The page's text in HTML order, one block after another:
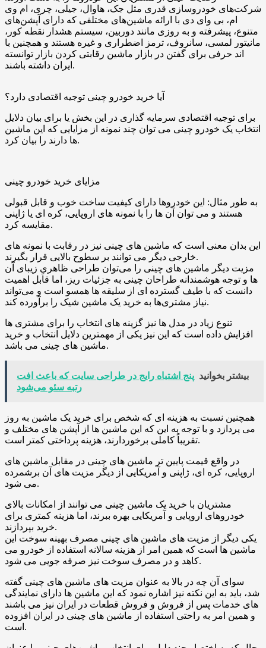
شرکت‌های خودروسازی قدری مثل جک، هاوال، جیلی، چری، ام ‌وی‌
ام، بی ‌وای ‌دی با ارائه ماشین‌های مختلفی که دارای آپشن‌های
متنوع، پیشرفته و به‌ روزی مانند دوربین، سیستم هشدار نقطه کور،
مانیتور لمسی، سانروف، ترمز اضطراری و غیره هستند و همچنین با
‌اند حرفی برای گفتن در بازار ماشین
ایران داشته باشند.
آیا خرید خودرو چینی توجیه اقتصادی دارد؟
برای توجیه اقتصادی سرمایه ‌گذاری در این بخش یا برای بیان دلایل
انتخاب یک خودرو چینی می ‌توان چند نمونه از مزایایی که این ماشین
‌ها دارند را بیان کرد.
مزایای خرید خودرو چینی
به طور مثال: این خودروها دارای کیفیت ساخت خوب و قابل قبولی
هستند و می ‌توان آن‌ ها را با نمونه ‌های اروپایی‌، کره‌ ای یا ژاپنی
مقایسه کرد.
این بدان معنی است که ماشین ‌های چینی نیز در رقابت با نمونه ‌های
خارجی دیگر می‌ توانند بر سطوح بالایی قرار بگیرند.
مزیت دیگر ماشین‌ های چینی را می‌توان طراحی ظاهریِ زیبای آن‌
ها و توجه هوشمندانه طراحان چینی به جزئیات ریز، اما قابل اهمیت
دانست که با طیف گسترده ‌ای از سلیقه‌ ها همسو است و می‌تواند
نیاز مشتری‌ها به خرید یک ماشین شیک را برآورده کند.
تنوع زیاد در مدل ‌ها نیز گزینه‌ های انتخاب را برای مشتری ‌ها
افزایش داده است که این نیز یکی از مهمترین دلایل انتخاب و خرید
ماشین‌ های چینی می ‌باشد.
بیشتر بخوانید پنج اشتباه رایج در طراحی سایت که باعث افت
رتبه سئو می‌شود
همچنین نسبت به هزینه‌ ای که شخص برای خرید یک ماشین به‌ روز
می ‌پردازد و با توجه به این ‌که این ماشین‌ ها از آپشن‌ های مختلف و
تقریباً کاملی برخوردارند، هزینه‌ پرداختی کمتر است.
در واقع قیمت پایین ‌تر ماشین ‌های چینی در مقابل ماشین‌ های
اروپایی، کره ‌ای، ژاپنی و آمریکایی از دیگر مزیت ‌های آن برشمرده
می ‌شود.
مشتریان با خرید یک ماشین چینی می ‌توانند از امکانات بالای
خودروهای اروپایی و آمریکایی بهره ببرند، اما هزینه‌ کمتری برای
خرید بپردازند.
یکی دیگر از مزیت‌ های ماشین‌ های چینی مصرف بهینه‌ سوخت این
ماشین‌ ها است که همین امر از هزینه‌ سالانه استفاده از خودرو می
‌کاهد و در مصرف سوخت نیز صرفه ‌جویی می ‌شود.
سوای آن ‌چه در بالا به عنوان مزیت‌ های ماشین ‌های چینی گفته
شد، باید به این نکته نیز اشاره نمود که این ماشین‌ ها دارای نمایندگی‌
های خدمات پس از فروش و فروش قطعات در ایران نیز می ‌باشند
و همین امر به راحتی استفاده از ماشین‌ های چینی در ایران افزوده
است.